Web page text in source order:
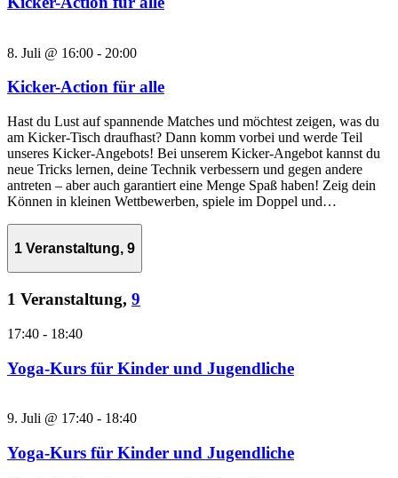
8. Juli @ 16:00 - 20:00
Kicker-Action für alle
Hast du Lust auf spannende Matches und möchtest zeigen, was du
am Kicker-Tisch draufhast? Dann komm vorbei und werde Teil
unseres Kicker-Angebots! Bei unserem Kicker-Angebot kannst du
neue Tricks lernen, deine Technik verbessern und gegen andere
antreten – aber auch garantiert eine Menge Spaß haben! Zeig dein
Können in kleinen Wettbewerben, spiele im Doppel und…
1 Veranstaltung, 9
1 Veranstaltung, 9
17:40 - 18:40
Yoga-Kurs für Kinder und Jugendliche
9. Juli @ 17:40 - 18:40
Yoga-Kurs für Kinder und Jugendliche